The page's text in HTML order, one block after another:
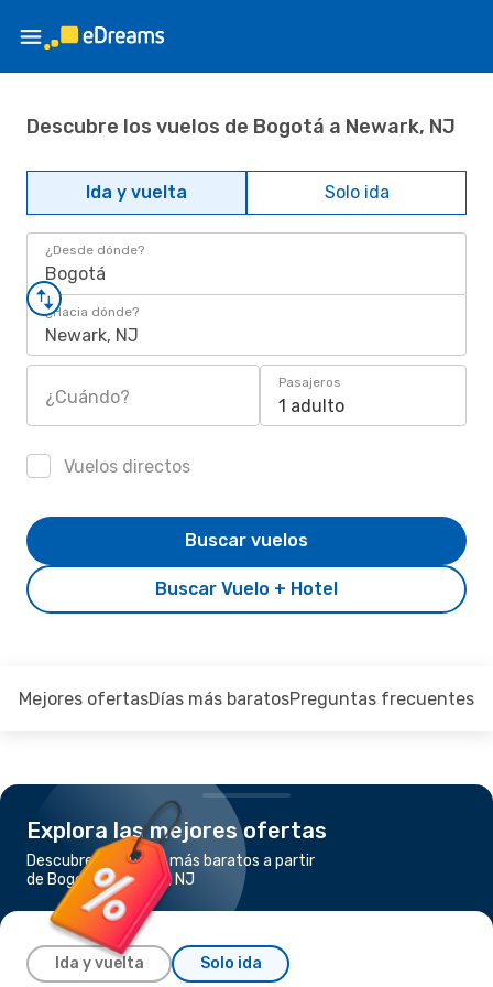
Descubre los vuelos de Bogotá a Newark, NJ
Ida y vuelta Solo ida
¿Desde dónde?
Bogotá
¿Hacia dónde?
Newark, NJ
¿Cuándo?
Pasajeros
1 adulto
Vuelos directos
Buscar Vuelo + Hotel
Buscar vuelos
Mejores ofertasDías más baratosPreguntas frecuentes
Explora las mejores ofertas
Descubre los vuelos más baratos a partir
de Bogotá a Newark, NJ
Ida y vuelta Solo ida